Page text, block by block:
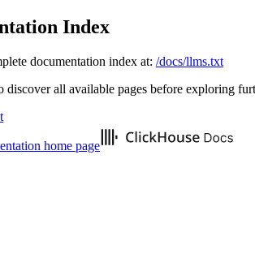
Index
documentation index at: /docs/llms.txt
discover all available pages before exploring
home page